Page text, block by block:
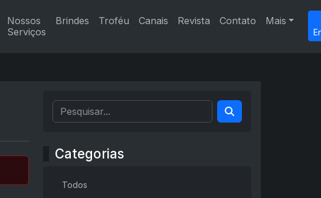
Nossos
Serviços
Brindes Troféu Canais Revista Contato Mais
Categorias
Todos